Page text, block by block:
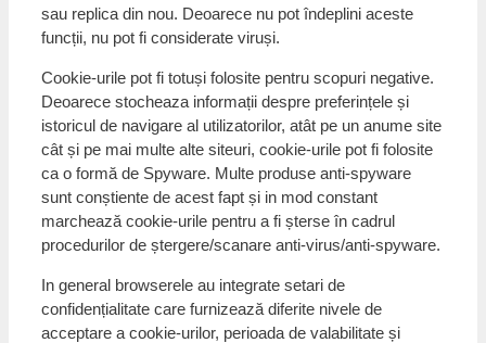
sau replica din nou. Deoarece nu pot îndeplini aceste
funcții, nu pot fi considerate viruși.
Cookie-urile pot fi totuși folosite pentru scopuri negative.
Deoarece stocheaza informații despre preferințele și
istoricul de navigare al utilizatorilor, atât pe un anume site
cât și pe mai multe alte siteuri, cookie-urile pot fi folosite
ca o formă de Spyware. Multe produse anti-spyware
sunt conștiente de acest fapt și in mod constant
marchează cookie-urile pentru a fi șterse în cadrul
procedurilor de ștergere/scanare anti-virus/anti-spyware.
In general browserele au integrate setari de
confidențialitate care furnizează diferite nivele de
acceptare a cookie-urilor, perioada de valabilitate și